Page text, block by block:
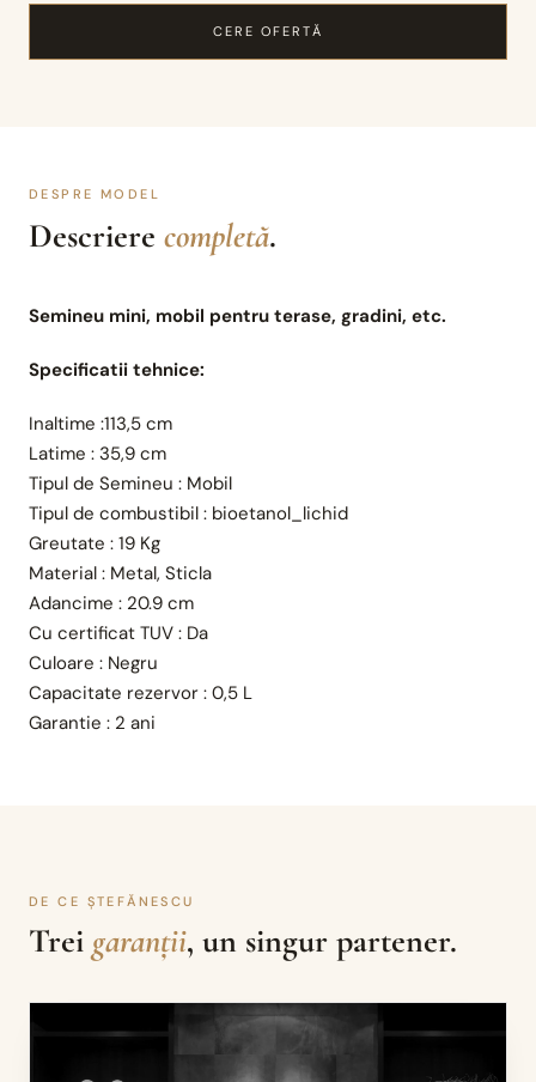
CERE OFERTĂ
DESPRE MODEL
Descriere completă.
Semineu mini, mobil pentru terase, gradini, etc.
Specificatii tehnice:
Inaltime :113,5 cm
Latime : 35,9 cm
Tipul de Semineu : Mobil
Tipul de combustibil : bioetanol_lichid
Greutate : 19 Kg
Material : Metal, Sticla
Adancime : 20.9 cm
Cu certificat TUV : Da
Culoare : Negru
Capacitate rezervor : 0,5 L
Garantie : 2 ani
DE CE ȘTEFĂNESCU
Trei garanții, un singur partener.